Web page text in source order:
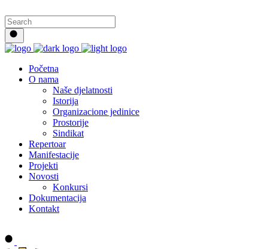
Početna
O nama
Naše djelatnosti
Istorija
Organizacione jedinice
Prostorije
Sindikat
Repertoar
Manifestacije
Projekti
Novosti
Konkursi
Dokumentacija
Kontakt